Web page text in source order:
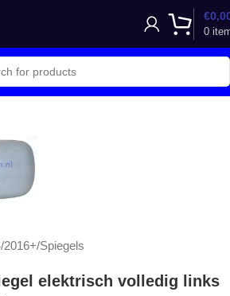
0
€
2016+/Spiegels
elektrisch volledig links